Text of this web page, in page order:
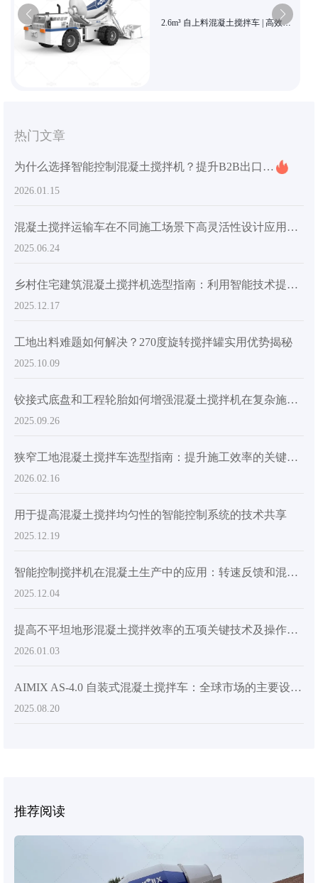
2.6m³ 自上料混凝土搅拌车 | 高效灵
热门文章
为什么选择智能控制混凝土搅拌机？提升B2B出口项目的质量和效率
2026.01.15
混凝土搅拌运输车在不同施工场景下高灵活性设计应用指南
2025.06.24
乡村住宅建筑混凝土搅拌机选型指南：利用智能技术提升效率
2025.12.17
工地出料难题如何解决？270度旋转搅拌罐实用优势揭秘
2025.10.09
铰接式底盘和工程轮胎如何增强混凝土搅拌机在复杂施工现场的灵活性
2025.09.26
狭窄工地混凝土搅拌车选型指南：提升施工效率的关键技术
2026.02.16
用于提高混凝土搅拌均匀性的智能控制系统的技术共享
2025.12.19
智能控制搅拌机在混凝土生产中的应用：转速反馈和混合均匀性评估的实际分析
2025.12.04
提高不平坦地形混凝土搅拌效率的五项关键技术及操作注意事项
2026.01.03
AIMIX AS-4.0 自装式混凝土搅拌车：全球市场的主要设计特点和竞争优势
2025.08.20
推荐阅读